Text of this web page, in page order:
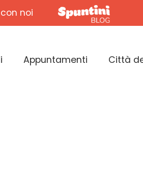
noi
Appuntamenti Città